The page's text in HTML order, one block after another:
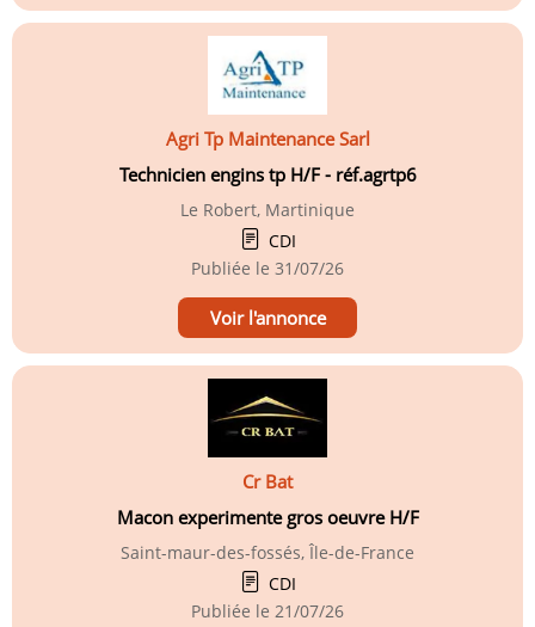
Agri Tp Maintenance Sarl
Technicien engins tp H/F - réf.agrtp6
Le Robert, Martinique
CDI
Publiée le 31/07/26
Voir l'annonce
Cr Bat
Macon experimente gros oeuvre H/F
Saint-maur-des-fossés, Île-de-France
CDI
Publiée le 21/07/26